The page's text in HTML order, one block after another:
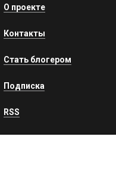
О проекте
Контакты
Стать блогером
Подписка
RSS